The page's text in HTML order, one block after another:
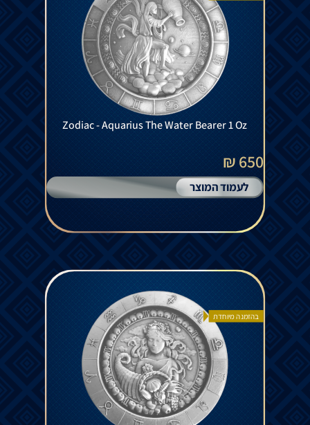
Zodiac - Aquarius The Water Bearer 1 Oz
650 ₪
לעמוד המוצר
בהזמנה מיוחדת